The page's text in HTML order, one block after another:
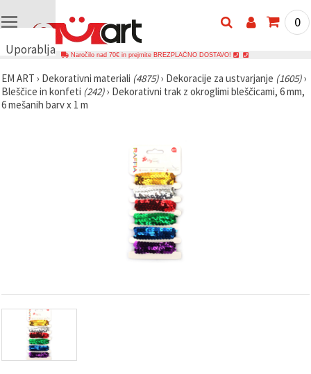
Uporabljamo
🍪
Uporabljamo
piškotke in
prikazujemo
vsebine in
oglase, tudi
s pomočjo
partnerjev
0
Naročilo nad 70€ in prejmite BREZPLAČNO DOSTAVO!
EM ART › Dekorativni materiali (4875)› Dekoracije za ustvarjanje (1605)›
Bleščice in konfeti (242)› Dekorativni trak z okroglimi bleščicami, 6 mm,
6 mešanih barv x 1 m